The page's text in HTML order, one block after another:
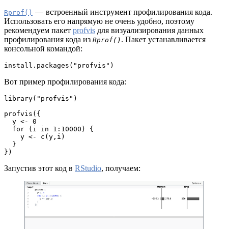
Rprof() — встроенный инструмент профилирования кода.
Использовать его напрямую не очень удобно, поэтому
рекомендуем пакет profvis для визуализирования данных
профилирования кода из Rprof() . Пакет устанавливается
консольной командой:
install.packages("profvis")
Вот пример профилирования кода:
library("profvis")
profvis({
  y <- 0
  for (i in 1:10000) {
    y <- c(y,i)
  }
})
Запустив этот код в RStudio, получаем: